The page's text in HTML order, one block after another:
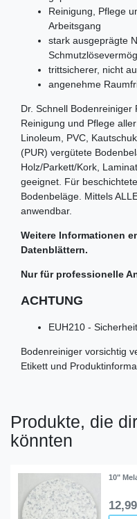
Reinigung, Pflege
Arbeitsgang
stark ausgeprägte
trittsicherer, nicht
angenehme
Dr. Schnell Bodenreiniger
Reinigung und Pflege
Linoleum, PVC,
(PUR) vergütete
Holz/Parkett/Kork,
geeignet. Für
Bodenbeläge. Mittels
anwendbar.
Weitere Informationen
Datenblättern.
Nur für professionelle
ACHTUNG
EUH210 -
Bodenreiniger vorsichtig
Etikett und
Produkte, die
könnten
10"